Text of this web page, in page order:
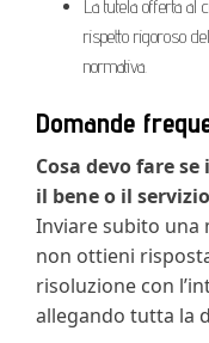
La tutela offerta al
rispetto rigoroso
normativa.
Domande
Cosa devo fare
il bene o il
Inviare subito una
non ottieni
risoluzione con
allegando tutta la